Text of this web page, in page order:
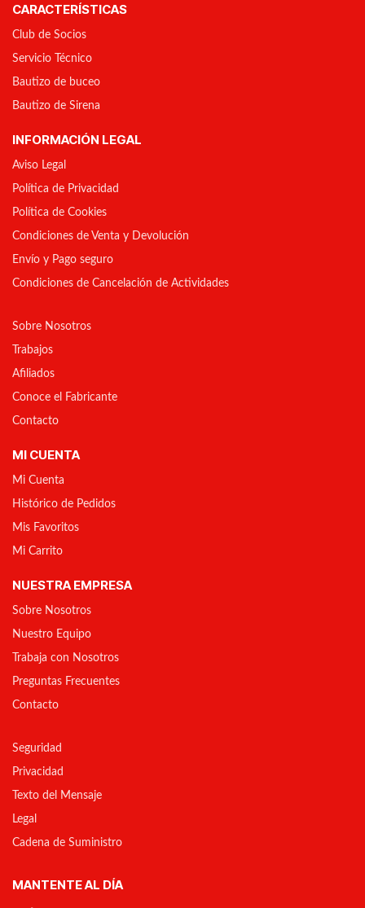
CARACTERÍSTICAS
Club de Socios
Servicio Técnico
Bautizo de buceo
Bautizo de Sirena
INFORMACIÓN LEGAL
Aviso Legal
Política de Privacidad
Política de Cookies
Condiciones de Venta y Devolución
Envío y Pago seguro
Condiciones de Cancelación de Actividades
Sobre Nosotros
Trabajos
Afiliados
Conoce el Fabricante
Contacto
MI CUENTA
Mi Cuenta
Histórico de Pedidos
Mis Favoritos
Mi Carrito
NUESTRA EMPRESA
Sobre Nosotros
Nuestro Equipo
Trabaja con Nosotros
Preguntas Frecuentes
Contacto
Seguridad
Privacidad
Texto del Mensaje
Legal
Cadena de Suministro
MANTENTE AL DÍA